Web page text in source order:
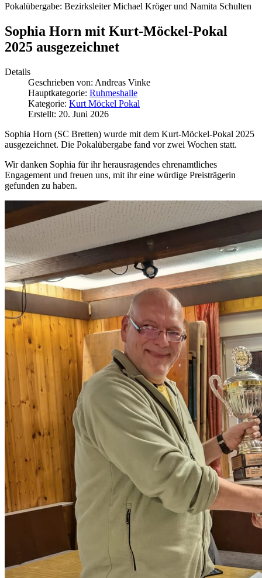
Pokalübergabe: Bezirksleiter Michael Kröger und Namita Schulten
Sophia Horn mit Kurt-Möckel-Pokal
2025 ausgezeichnet
Details
Geschrieben von: Andreas Vinke
Hauptkategorie: Ruhmeshalle
Kategorie: Kurt Möckel Pokal
Erstellt: 20. Juni 2026
Sophia Horn (SC Bretten) wurde mit dem Kurt-Möckel-Pokal 2025
ausgezeichnet. Die Pokalübergabe fand vor zwei Wochen statt.
Wir danken Sophia für ihr herausragendes ehrenamtliches
Engagement und freuen uns, mit ihr eine würdige Preisträgerin
gefunden zu haben.